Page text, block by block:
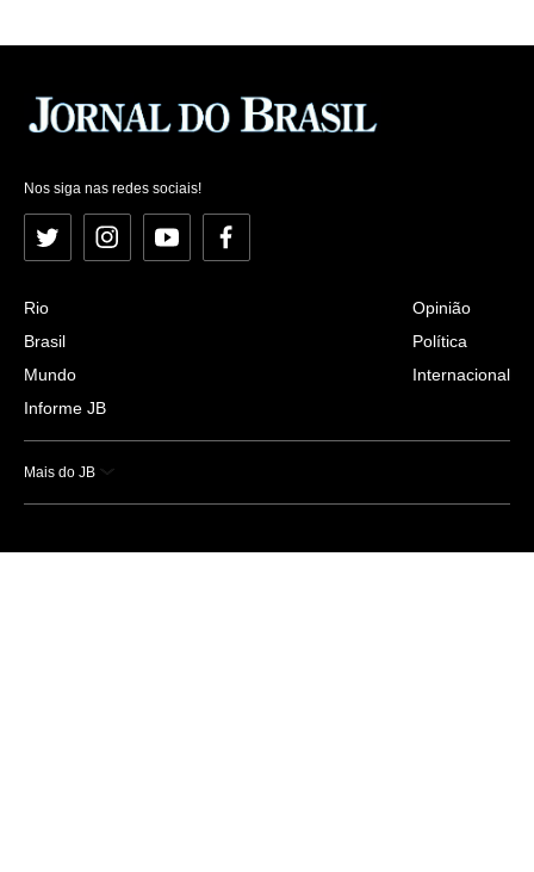
Nos siga nas redes sociais!
Twitter InstagramYouTubeFacebook
Rio
Brasil
Mundo
Informe JB
Opinião
Política
Internacional
Mais do JB
Esportes